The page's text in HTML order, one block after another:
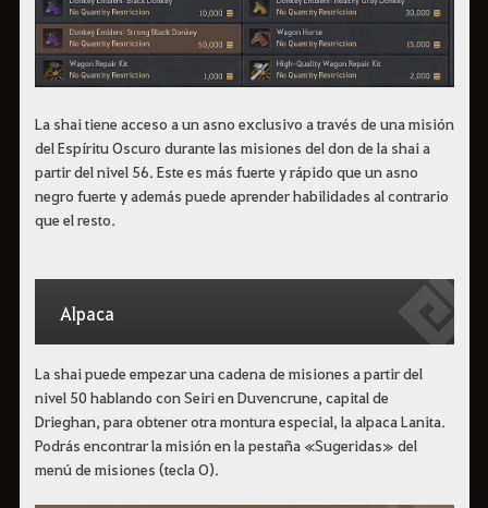
La shai tiene acceso a un asno exclusivo a través de una misión
del Espíritu Oscuro durante las misiones del don de la shai a
partir del nivel 56. Este es más fuerte y rápido que un asno
negro fuerte y además puede aprender habilidades al contrario
que el resto.
Alpaca
La shai puede empezar una cadena de misiones a partir del
nivel 50 hablando con Seiri en Duvencrune, capital de
Drieghan, para obtener otra montura especial, la alpaca Lanita.
Podrás encontrar la misión en la pestaña «Sugeridas» del
menú de misiones (tecla O).